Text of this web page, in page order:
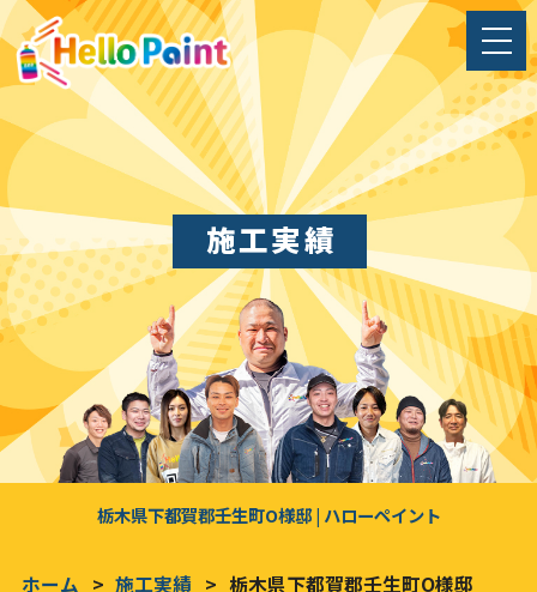
施工実績
栃木県下都賀郡壬生町O様邸 | ハローペイント
ホーム 施工実績 栃木県下都賀郡壬生町O様邸